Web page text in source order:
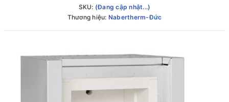
SKU: (Đang cập nhật...)
Thương hiệu: Nabertherm-Đức